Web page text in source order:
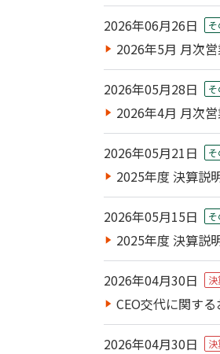
2026年06月26日
2026年5月 月次
2026年05月28日
2026年4月 月次
2026年05月21日
2025年度 決算説
2026年05月15日
2025年度 決算説
2026年04月30日
CEO交代に関する
2026年04月30日